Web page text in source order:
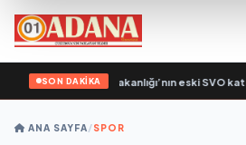
SON DAKİKA
Rusya, Çalışma Bakanlığı’nın eski SVO
ANA SAYFA/SPOR